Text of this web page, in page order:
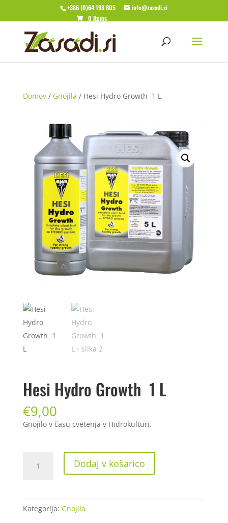
+386 (0)64 198 805
info@zasadi.si
0 Items
Domov/ Gnojila / Hesi Hydro Growth 1 L
Hesi Hydro Growth 1 L
€9,00
Gnojilo v času cvetenja v Hidrokulturi.
Hydro
količina
Dodaj v košarico
Kategorija: Gnojila